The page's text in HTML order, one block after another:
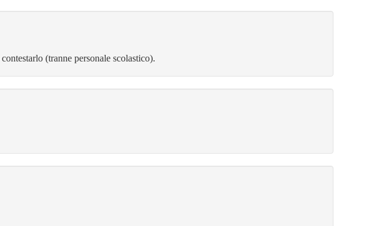
contestarlo (tranne personale scolastico).